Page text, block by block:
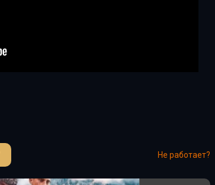
Не работает?